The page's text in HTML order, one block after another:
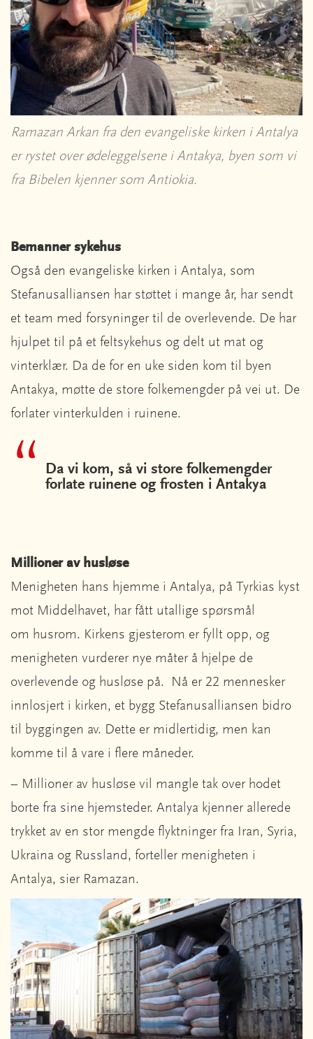
Ramazan Arkan fra den evangeliske kirken i Antalya
er rystet over ødeleggelsene i Antakya, byen som vi
fra Bibelen kjenner som Antiokia.
Bemanner sykehus
Også den evangeliske kirken i Antalya, som
Stefanusalliansen har støttet i mange år, har sendt
et team med forsyninger til de overlevende. De har
hjulpet til på et feltsykehus og delt ut mat og
vinterklær. Da de for en uke siden kom til byen
Antakya, møtte de store folkemengder på vei ut. De
forlater vinterkulden i ruinene.
Da vi kom, så vi store folkemengder
forlate ruinene og frosten i Antakya
Millioner av husløse
Menigheten hans hjemme i Antalya, på Tyrkias kyst
mot Middelhavet, har fått utallige spørsmål
om husrom. Kirkens gjesterom er fyllt opp, og
menigheten vurderer nye måter å hjelpe de
overlevende og husløse på. Nå er 22 mennesker
innlosjert i kirken, et bygg Stefanusalliansen bidro
til byggingen av. Dette er midlertidig, men kan
komme til å vare i flere måneder.
– Millioner av husløse vil mangle tak over hodet
borte fra sine hjemsteder. Antalya kjenner allerede
trykket av en stor mengde flyktninger fra Iran, Syria,
Ukraina og Russland, forteller menigheten i
Antalya, sier Ramazan.